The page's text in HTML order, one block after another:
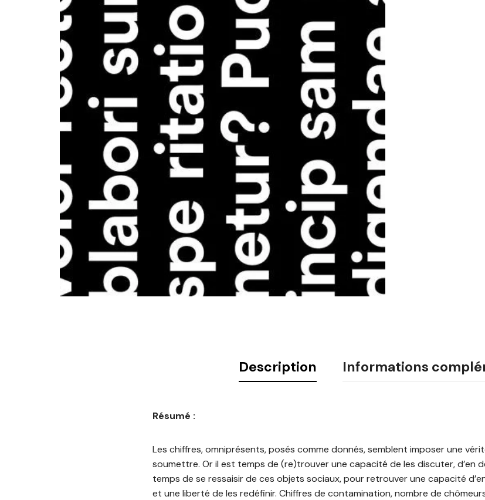
Description Informations
Résumé :
Les chiffres, omniprésents, posés comme donnés, semblent imposer une
soumettre. Or il est temps de (re)trouver une capacité de les discuter, d’en
temps de se ressaisir de ces objets sociaux, pour retrouver une capacité
et une liberté de les redéfinir. Chiffres de contamination, nombre de